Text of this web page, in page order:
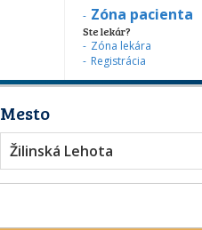
Zóna pacienta
Ste lekár?
Zóna lekára
Registrácia
Mesto
Žilinská Lehota